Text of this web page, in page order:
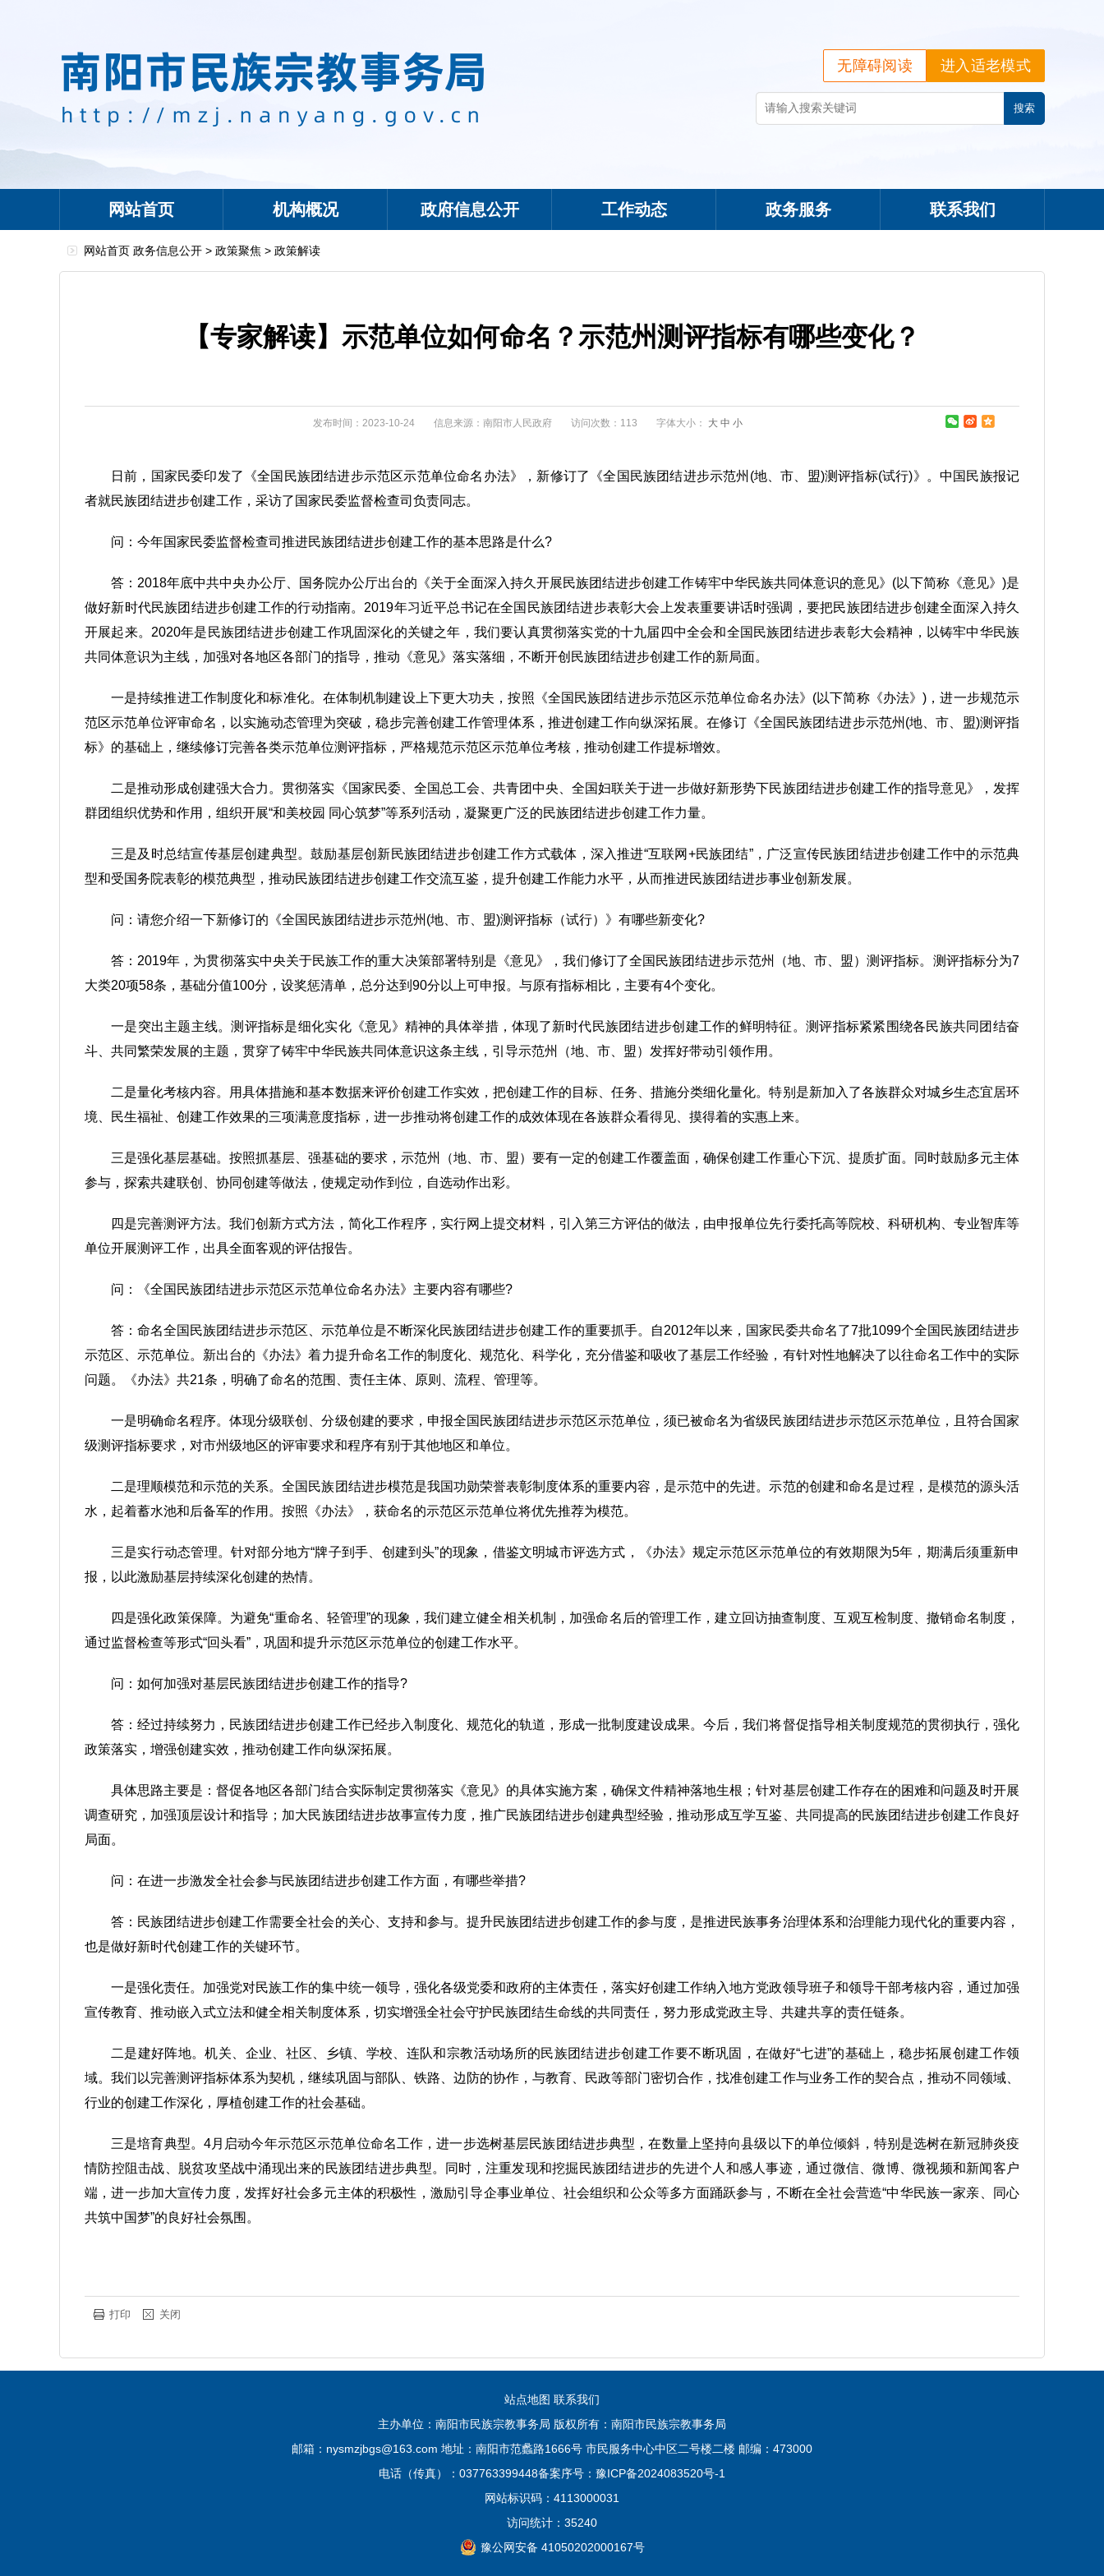
进入适老模式
无障碍阅读
网站首页 机构概况 政府信息公开 工作动态 政务服务 联系我们
网站首页 政务信息公开 > 政策聚焦 > 政策解读
【专家解读】示范单位如何命名？示范州测评指标有哪些变化？
发布时间：2023-10-24 信息来源：南阳市人民政府 访问次数：113 字体大小： 大 中 小
日前，国家民委印发了《全国民族团结进步示范区示范单位命名办法》，新修订了《全国民族团结进步示范州(地、市、盟)测评指标(试行)》。中国民族报记
者就民族团结进步创建工作，采访了国家民委监督检查司负责同志。
问：今年国家民委监督检查司推进民族团结进步创建工作的基本思路是什么?
答：2018年底中共中央办公厅、国务院办公厅出台的《关于全面深入持久开展民族团结进步创建工作铸牢中华民族共同体意识的意见》(以下简称《意见》)是
做好新时代民族团结进步创建工作的行动指南。2019年习近平总书记在全国民族团结进步表彰大会上发表重要讲话时强调，要把民族团结进步创建全面深入持久
开展起来。2020年是民族团结进步创建工作巩固深化的关键之年，我们要认真贯彻落实党的十九届四中全会和全国民族团结进步表彰大会精神，以铸牢中华民族
共同体意识为主线，加强对各地区各部门的指导，推动《意见》落实落细，不断开创民族团结进步创建工作的新局面。
一是持续推进工作制度化和标准化。在体制机制建设上下更大功夫，按照《全国民族团结进步示范区示范单位命名办法》(以下简称《办法》)，进一步规范示
范区示范单位评审命名，以实施动态管理为突破，稳步完善创建工作管理体系，推进创建工作向纵深拓展。在修订《全国民族团结进步示范州(地、市、盟)测评指
标》的基础上，继续修订完善各类示范单位测评指标，严格规范示范区示范单位考核，推动创建工作提标增效。
二是推动形成创建强大合力。贯彻落实《国家民委、全国总工会、共青团中央、全国妇联关于进一步做好新形势下民族团结进步创建工作的指导意见》，发挥
群团组织优势和作用，组织开展“和美校园 同心筑梦”等系列活动，凝聚更广泛的民族团结进步创建工作力量。
三是及时总结宣传基层创建典型。鼓励基层创新民族团结进步创建工作方式载体，深入推进“互联网+民族团结”，广泛宣传民族团结进步创建工作中的示范典
型和受国务院表彰的模范典型，推动民族团结进步创建工作交流互鉴，提升创建工作能力水平，从而推进民族团结进步事业创新发展。
问：请您介绍一下新修订的《全国民族团结进步示范州(地、市、盟)测评指标（试行）》有哪些新变化?
答：2019年，为贯彻落实中央关于民族工作的重大决策部署特别是《意见》，我们修订了全国民族团结进步示范州（地、市、盟）测评指标。测评指标分为7
大类20项58条，基础分值100分，设奖惩清单，总分达到90分以上可申报。与原有指标相比，主要有4个变化。
一是突出主题主线。测评指标是细化实化《意见》精神的具体举措，体现了新时代民族团结进步创建工作的鲜明特征。测评指标紧紧围绕各民族共同团结奋
斗、共同繁荣发展的主题，贯穿了铸牢中华民族共同体意识这条主线，引导示范州（地、市、盟）发挥好带动引领作用。
二是量化考核内容。用具体措施和基本数据来评价创建工作实效，把创建工作的目标、任务、措施分类细化量化。特别是新加入了各族群众对城乡生态宜居环
境、民生福祉、创建工作效果的三项满意度指标，进一步推动将创建工作的成效体现在各族群众看得见、摸得着的实惠上来。
三是强化基层基础。按照抓基层、强基础的要求，示范州（地、市、盟）要有一定的创建工作覆盖面，确保创建工作重心下沉、提质扩面。同时鼓励多元主体
参与，探索共建联创、协同创建等做法，使规定动作到位，自选动作出彩。
四是完善测评方法。我们创新方式方法，简化工作程序，实行网上提交材料，引入第三方评估的做法，由申报单位先行委托高等院校、科研机构、专业智库等
单位开展测评工作，出具全面客观的评估报告。
问：《全国民族团结进步示范区示范单位命名办法》主要内容有哪些?
答：命名全国民族团结进步示范区、示范单位是不断深化民族团结进步创建工作的重要抓手。自2012年以来，国家民委共命名了7批1099个全国民族团结进步
示范区、示范单位。新出台的《办法》着力提升命名工作的制度化、规范化、科学化，充分借鉴和吸收了基层工作经验，有针对性地解决了以往命名工作中的实际
问题。《办法》共21条，明确了命名的范围、责任主体、原则、流程、管理等。
一是明确命名程序。体现分级联创、分级创建的要求，申报全国民族团结进步示范区示范单位，须已被命名为省级民族团结进步示范区示范单位，且符合国家
级测评指标要求，对市州级地区的评审要求和程序有别于其他地区和单位。
二是理顺模范和示范的关系。全国民族团结进步模范是我国功勋荣誉表彰制度体系的重要内容，是示范中的先进。示范的创建和命名是过程，是模范的源头活
水，起着蓄水池和后备军的作用。按照《办法》，获命名的示范区示范单位将优先推荐为模范。
三是实行动态管理。针对部分地方“牌子到手、创建到头”的现象，借鉴文明城市评选方式，《办法》规定示范区示范单位的有效期限为5年，期满后须重新申
报，以此激励基层持续深化创建的热情。
四是强化政策保障。为避免“重命名、轻管理”的现象，我们建立健全相关机制，加强命名后的管理工作，建立回访抽查制度、互观互检制度、撤销命名制度，
通过监督检查等形式“回头看”，巩固和提升示范区示范单位的创建工作水平。
问：如何加强对基层民族团结进步创建工作的指导?
答：经过持续努力，民族团结进步创建工作已经步入制度化、规范化的轨道，形成一批制度建设成果。今后，我们将督促指导相关制度规范的贯彻执行，强化
政策落实，增强创建实效，推动创建工作向纵深拓展。
具体思路主要是：督促各地区各部门结合实际制定贯彻落实《意见》的具体实施方案，确保文件精神落地生根；针对基层创建工作存在的困难和问题及时开展
调查研究，加强顶层设计和指导；加大民族团结进步故事宣传力度，推广民族团结进步创建典型经验，推动形成互学互鉴、共同提高的民族团结进步创建工作良好
局面。
问：在进一步激发全社会参与民族团结进步创建工作方面，有哪些举措?
答：民族团结进步创建工作需要全社会的关心、支持和参与。提升民族团结进步创建工作的参与度，是推进民族事务治理体系和治理能力现代化的重要内容，
也是做好新时代创建工作的关键环节。
一是强化责任。加强党对民族工作的集中统一领导，强化各级党委和政府的主体责任，落实好创建工作纳入地方党政领导班子和领导干部考核内容，通过加强
宣传教育、推动嵌入式立法和健全相关制度体系，切实增强全社会守护民族团结生命线的共同责任，努力形成党政主导、共建共享的责任链条。
二是建好阵地。机关、企业、社区、乡镇、学校、连队和宗教活动场所的民族团结进步创建工作要不断巩固，在做好“七进”的基础上，稳步拓展创建工作领
域。我们以完善测评指标体系为契机，继续巩固与部队、铁路、边防的协作，与教育、民政等部门密切合作，找准创建工作与业务工作的契合点，推动不同领域、
行业的创建工作深化，厚植创建工作的社会基础。
三是培育典型。4月启动今年示范区示范单位命名工作，进一步选树基层民族团结进步典型，在数量上坚持向县级以下的单位倾斜，特别是选树在新冠肺炎疫
情防控阻击战、脱贫攻坚战中涌现出来的民族团结进步典型。同时，注重发现和挖掘民族团结进步的先进个人和感人事迹，通过微信、微博、微视频和新闻客户
端，进一步加大宣传力度，发挥好社会多元主体的积极性，激励引导企事业单位、社会组织和公众等多方面踊跃参与，不断在全社会营造“中华民族一家亲、同心
共筑中国梦”的良好社会氛围。
打印 关闭
站点地图 联系我们
主办单位：南阳市民族宗教事务局 版权所有：南阳市民族宗教事务局
邮箱：nysmzjbgs@163.com 地址：南阳市范蠡路1666号 市民服务中心中区二号楼二楼 邮编：473000
电话（传真）：037763399448备案序号：豫ICP备2024083520号-1
网站标识码：4113000031
访问统计：35240
豫公网安备 41050202000167号